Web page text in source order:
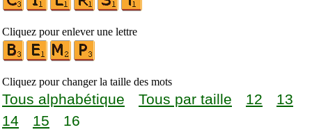
Cliquez pour enlever une lettre
Cliquez pour changer la taille des mots
Tous alphabétique Tous par taille 12
13
14
15 16